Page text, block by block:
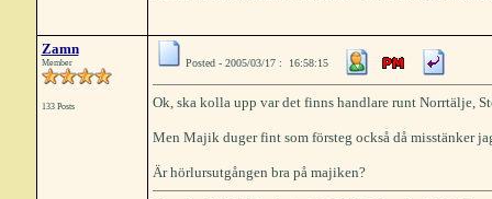
Zamn
Member
133 Posts
Posted - 2005/03/17 : 16:58:15
Ok, ska kolla upp var det finns handlare runt Norrtälje,
Men Majik duger fint som försteg också då misstänker
Är hörlursutgången bra på majiken?